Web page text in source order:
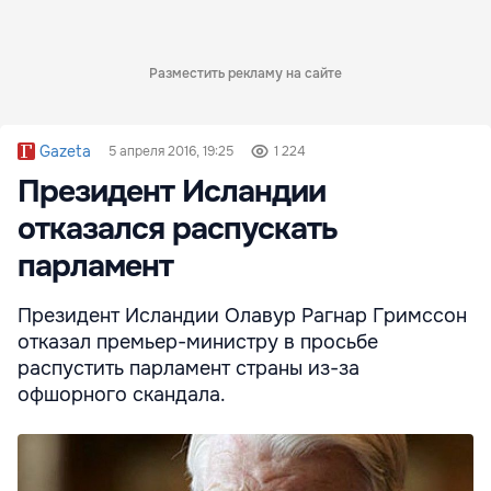
Разместить рекламу на сайте
Gazeta 5 апреля 2016, 19:25 1 224
Президент Исландии
отказался распускать
парламент
Президент Исландии Олавур Рагнар Гримссон
отказал премьер-министру в просьбе
распустить парламент страны из-за
офшорного скандала.